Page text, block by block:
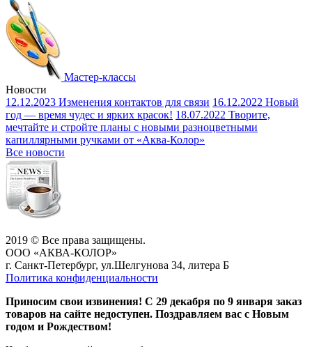
Мастер-классы
Новости
12.12.2023 Изменения контактов для связи 16.12.2022 Новый
год — время чудес и ярких красок! 18.07.2022 Творите,
мечтайте и стройте планы с новыми разноцветными
капиллярными ручками от «Аква-Колор»
Все новости
2019 © Все права защищены.
ООО «АКВА-КОЛОР»
г. Санкт-Петербург, ул.Шелгунова 34, литера Б
Политика конфиденциальности
Приносим свои извинения! С 29 декабря по 9 января заказ
товаров на сайте недоступен. Поздравляем вас с Новым
годом и Рождеством!